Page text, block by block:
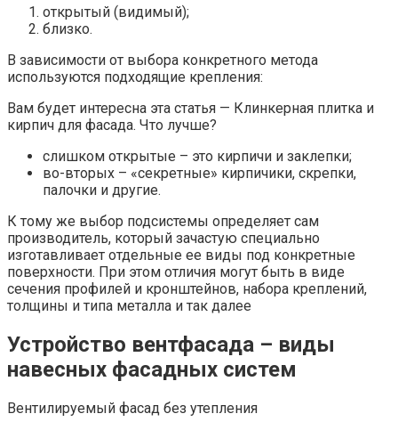
открытый (видимый);
близко.
В зависимости от выбора конкретного метода
используются подходящие крепления:
Вам будет интересна эта статья — Клинкерная плитка и
кирпич для фасада. Что лучше?
слишком открытые – это кирпичи и заклепки;
во-вторых – «секретные» кирпичики, скрепки,
палочки и другие.
К тому же выбор подсистемы определяет сам
производитель, который зачастую специально
изготавливает отдельные ее виды под конкретные
поверхности. При этом отличия могут быть в виде
сечения профилей и кронштейнов, набора креплений,
толщины и типа металла и так далее
Устройство вентфасада – виды
навесных фасадных систем
Вентилируемый фасад без утепления